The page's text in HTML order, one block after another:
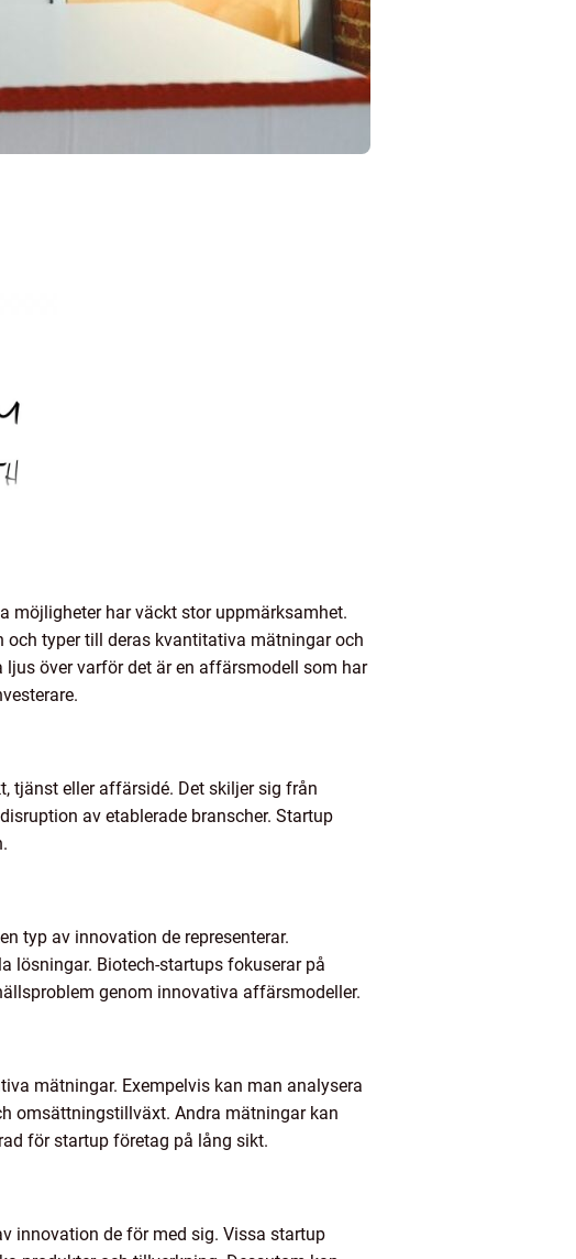
möjligheter har väckt stor uppmärksamhet.
typer till deras kvantitativa mätningar och
över varför det är en affärsmodell som har
tjänst eller affärsidé. Det skiljer sig från
av etablerade branscher. Startup
typ av innovation de representerar.
lösningar. Biotech-startups fokuserar på
genom innovativa affärsmodeller.
mätningar. Exempelvis kan man analysera
omsättningstillväxt. Andra mätningar kan
för startup företag på lång sikt.
innovation de för med sig. Vissa startup